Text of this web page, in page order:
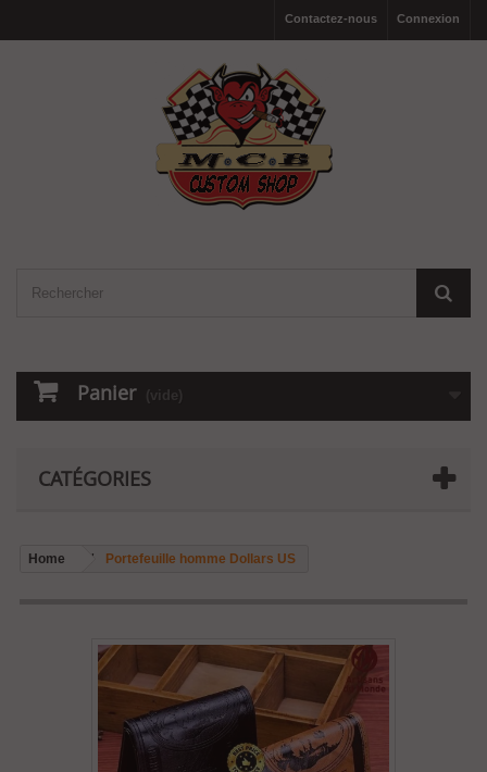
Connexion
Contactez-nous
Panier (vide)
CATÉGORIES
Home Portefeuille homme Dollars US